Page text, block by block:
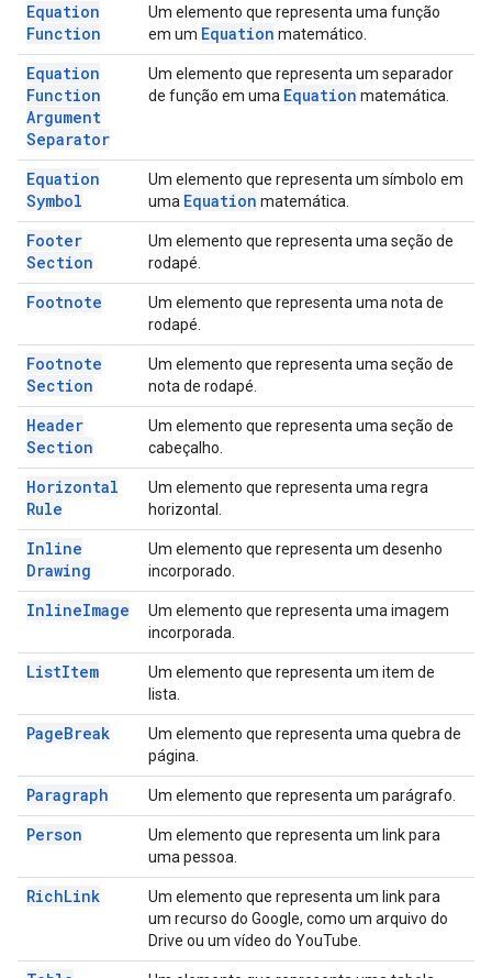
Equation
Function
Um elemento que representa uma função
em um Equation matemático.
Equation
Function
Argument
Separator
Um elemento que representa um separador
de função em uma Equation matemática.
Equation
Symbol
Um elemento que representa um símbolo em
uma Equation matemática.
Footer
Section
Um elemento que representa uma seção de
rodapé.
Footnote
Um elemento que representa uma nota de
rodapé.
Footnote
Section
Um elemento que representa uma seção de
nota de rodapé.
Header
Section
Um elemento que representa uma seção de
cabeçalho.
Horizontal
Rule
Um elemento que representa uma regra
horizontal.
Inline
Drawing
Um elemento que representa um desenho
incorporado.
InlineImage
Um elemento que representa uma imagem
incorporada.
ListItem
Um elemento que representa um item de
lista.
PageBreak
Um elemento que representa uma quebra de
página.
Paragraph Um elemento que representa um parágrafo.
Person
Um elemento que representa um link para
uma pessoa.
RichLink
Um elemento que representa um link para
um recurso do Google, como um arquivo do
Drive ou um vídeo do YouTube.